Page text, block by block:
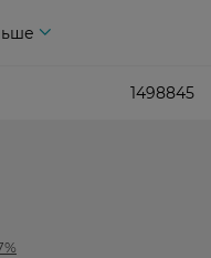
1498845